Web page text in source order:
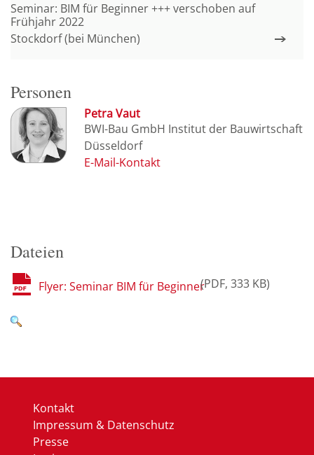
Dateien
Flyer: Seminar BIM für BeginnerPDF 333 KB
Stockdorf (bei München)
Seminar: BIM für Beginner +++ verschoben auf
Frühjahr 2022
Personen
Petra Vaut
BWI-Bau GmbH Institut der Bauwirtschaft
Düsseldorf
Kontakt
Impressum & Datenschutz
Presse